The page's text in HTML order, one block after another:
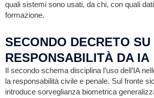
quali sistemi sono usati, da chi, con quali
formazione.
SECONDO DECRETO
RESPONSABILITÀ DA IA
Il secondo schema disciplina l’uso dell’IA
la responsabilità civile e penale. Sul fronte
introduce sorveglianza biometrica